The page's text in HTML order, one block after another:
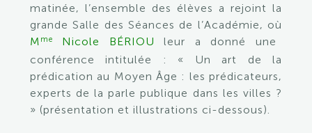
matinée, l’ensemble des élèves a rejoint la
grande Salle des Séances de l’Académie, où
M me Nicole BÉRIOU leur a donné une
conférence intitulée : « Un art de la
prédication au Moyen Âge : les prédicateurs,
experts de la parle publique dans les villes ?
» (présentation et illustrations ci-dessous).